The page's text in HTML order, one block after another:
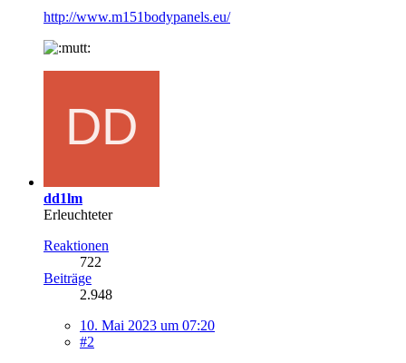
http://www.m151bodypanels.eu/
dd1lm
Erleuchteter
Reaktionen
722
Beiträge
2.948
10. Mai 2023 um 07:20
#2